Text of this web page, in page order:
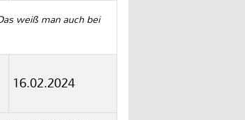
weiß man auch bei
16.02.2024